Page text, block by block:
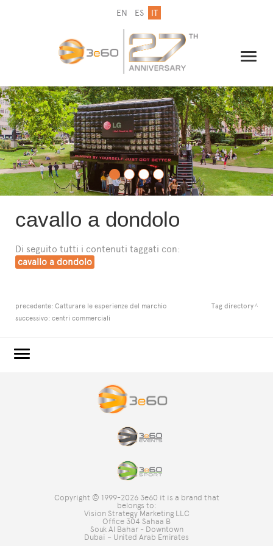
EN ES IT
IL GRUPPO
NEWSLETTER
CONTATTI
cavallo a dondolo
Di seguito tutti i contenuti taggati con:
cavallo a dondolo
precedente: Catturare le esperienze del marchio
successivo: centri commerciali
Tag directory
Copyright © 1999-2026 3e60 it is a brand that
belongs to:
Vision Strategy Marketing LLC
Office 304 Sahaa B
Souk Al Bahar - Downtown
Dubai – United Arab Emirates